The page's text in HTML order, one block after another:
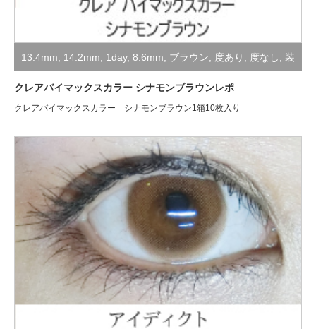
13.4mm 14.2mm 1day, 8.6mm ブラウン 度あり 度なし 装
着レポ
クレアバイマックスカラー シナモンブラウンレポ
クレアバイマックスカラー シナモンブラウン1箱10枚入り